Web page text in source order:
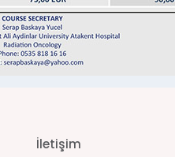
İletişim